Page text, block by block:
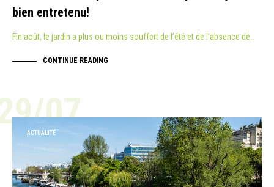
bien entretenu!
Fin août, le jardin a plus ou moins souffert de l’été et de l’absence de…
CONTINUE READING
07
ACTUALITÉ